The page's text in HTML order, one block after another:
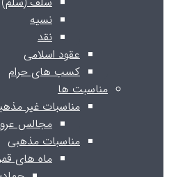
نسیه
نقد
عقود اسلامی
کسب های حرام
مناسبت ها
مناسبات غیر
مجالس
مناسبات مذهبی
ماه های